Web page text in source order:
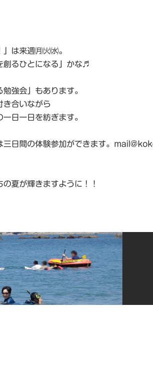
は来週㈪㈫㈬。
創るひとになる」かな♬
強会」もあります。
き合いながら
日一日を紡ぎます。
三日間の体験参加ができます。
夏が輝きますように！！